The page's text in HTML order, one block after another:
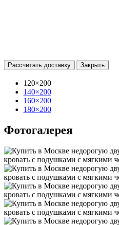
Рассчитать доставку Закрыть
120×200
140×200
160×200
180×200
Фотогалерея